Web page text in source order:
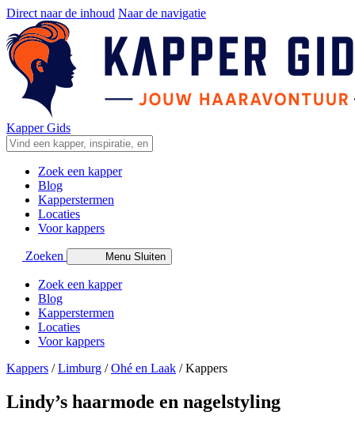
Direct naar de inhoud Naar de navigatie
Kapper Gids
Zoek een kapper
Blog
Kapperstermen
Locaties
Voor kappers
Zoeken Menu Sluiten
Zoek een kapper
Blog
Kapperstermen
Locaties
Voor kappers
Kappers /Limburg /Ohé en Laak /Kappers
Lindy’s haarmode en nagelstyling